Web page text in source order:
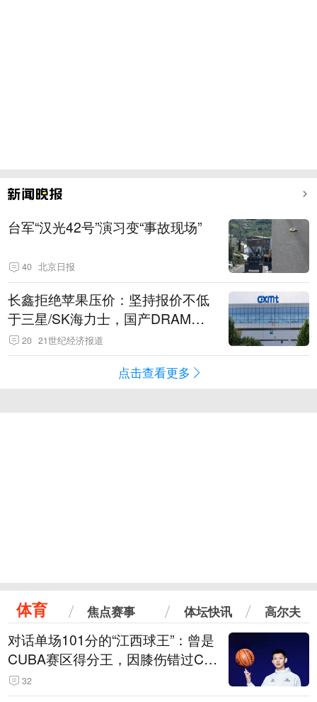
台军“汉光42号”演习变“事故现场”
40 北京日报
长鑫拒绝苹果压价：坚持报价不低
于三星/SK海力士，国产DRAM掌
握定价权
20 21世纪经济报道
点击查看更多
体育 焦点赛事 体坛快讯 高尔夫
对话单场101分的“江西球王”：曾是
CUBA赛区得分王，因膝伤错过CB
A选秀
32